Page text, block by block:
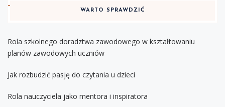
WARTO SPRAWDZIĆ
Rola szkolnego doradztwa zawodowego w kształtowaniu
planów zawodowych uczniów
Jak rozbudzić pasję do czytania u dzieci
Rola nauczyciela jako mentora i inspiratora